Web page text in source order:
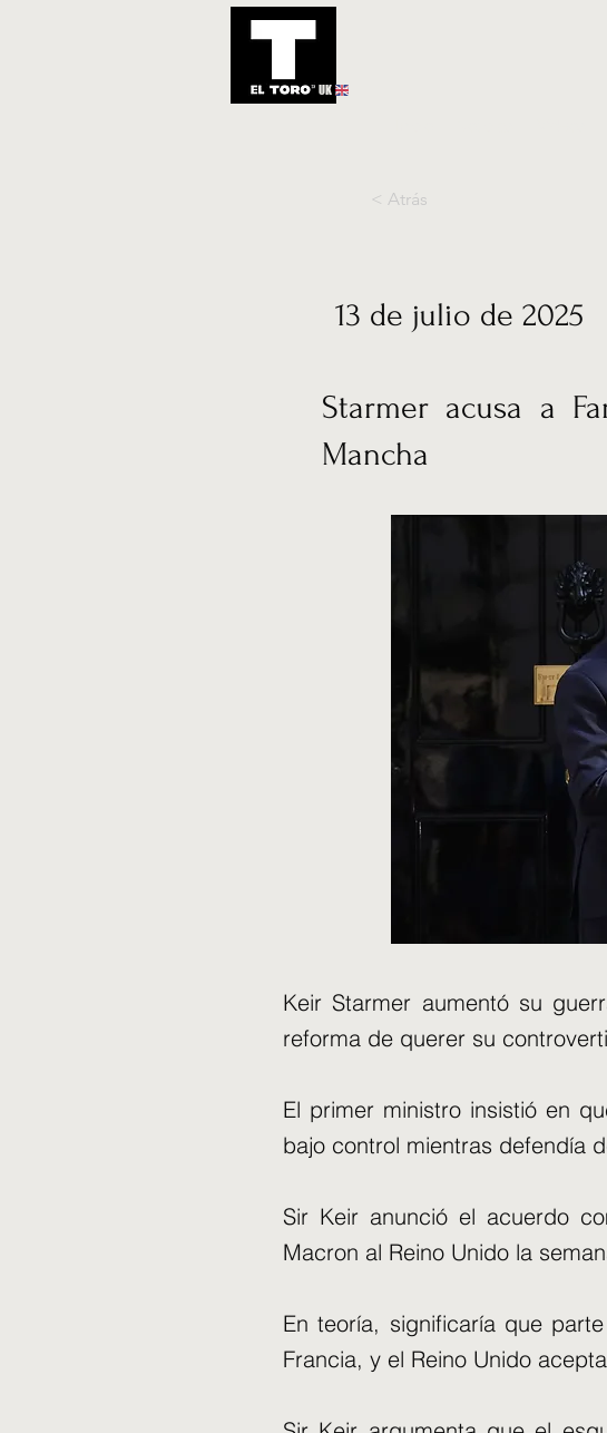
UK
< Atrás
13 de julio de 2025
Starmer acusa a
Mancha
Keir Starmer aumentó su
reforma de querer su
El primer ministro insistió en
bajo control mientras defendía
Sir Keir anunció el acuerdo
Macron al Reino Unido la
En teoría, significaría que
Francia, y el Reino Unido